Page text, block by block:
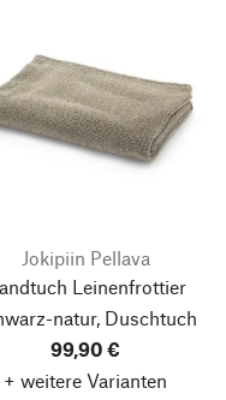
Jokipiin Pellava
Leinenfrottier
natur, Duschtuch
99,90 €
+ weitere Varianten